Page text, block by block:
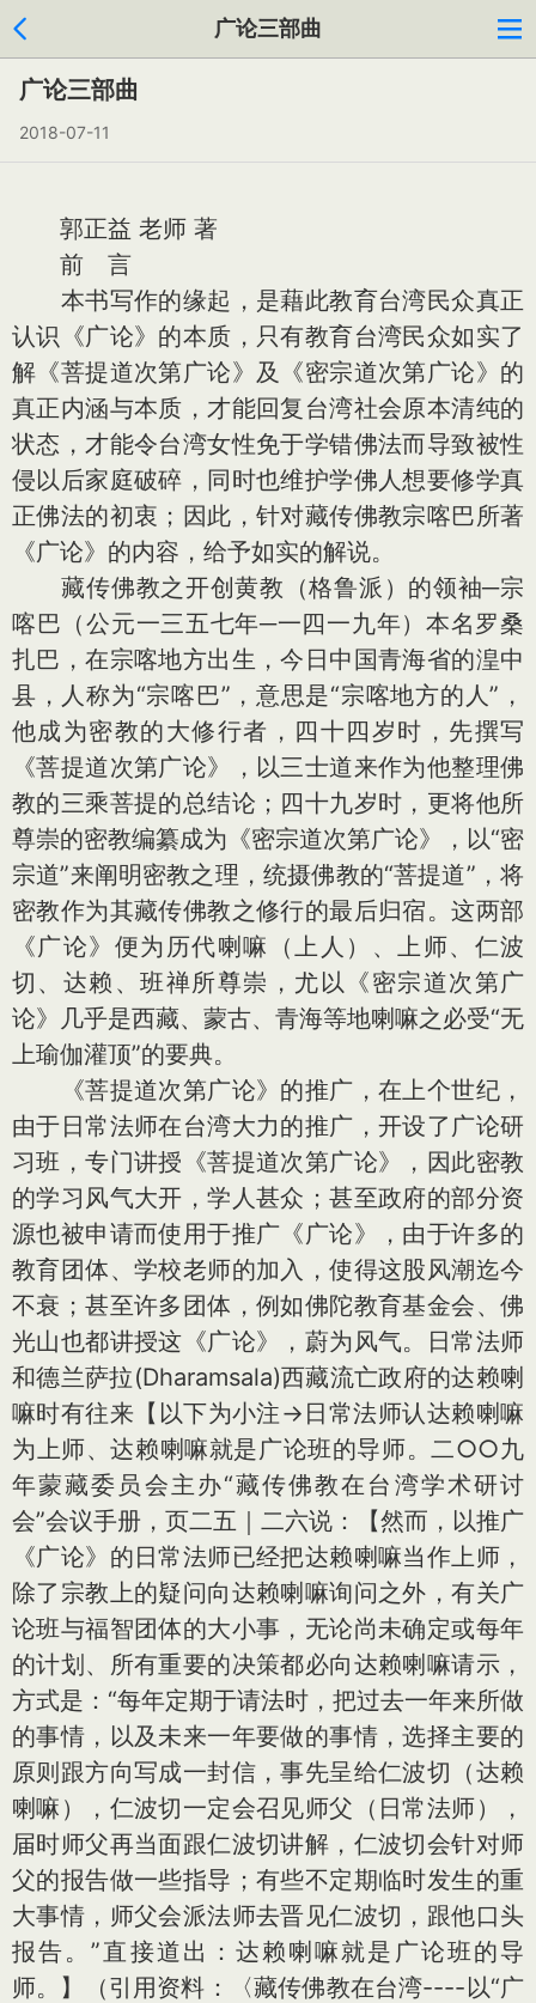
广论三部曲
广论三部曲
2018-07-11
郭正益 老师 著
前 言
本书写作的缘起，是藉此教育台湾民众真正
认识《广论》的本质，只有教育台湾民众如实了
解《菩提道次第广论》及《密宗道次第广论》的
真正内涵与本质，才能回复台湾社会原本清纯的
状态，才能令台湾女性免于学错佛法而导致被性
侵以后家庭破碎，同时也维护学佛人想要修学真
正佛法的初衷；因此，针对藏传佛教宗喀巴所著
《广论》的内容，给予如实的解说。
藏传佛教之开创黄教（格鲁派）的领袖─宗
喀巴（公元一三五七年─一四一九年）本名罗桑
扎巴，在宗喀地方出生，今日中国青海省的湟中
县，人称为“宗喀巴”，意思是“宗喀地方的人”，
他成为密教的大修行者，四十四岁时，先撰写
《菩提道次第广论》，以三士道来作为他整理佛
教的三乘菩提的总结论；四十九岁时，更将他所
尊崇的密教编纂成为《密宗道次第广论》，以“密
宗道”来阐明密教之理，统摄佛教的“菩提道”，将
密教作为其藏传佛教之修行的最后归宿。这两部
《广论》便为历代喇嘛（上人）、上师、仁波
切、达赖、班禅所尊崇，尤以《密宗道次第广
论》几乎是西藏、蒙古、青海等地喇嘛之必受“无
上瑜伽灌顶”的要典。
《菩提道次第广论》的推广，在上个世纪，
由于日常法师在台湾大力的推广，开设了广论研
习班，专门讲授《菩提道次第广论》，因此密教
的学习风气大开，学人甚众；甚至政府的部分资
源也被申请而使用于推广《广论》，由于许多的
教育团体、学校老师的加入，使得这股风潮迄今
不衰；甚至许多团体，例如佛陀教育基金会、佛
光山也都讲授这《广论》，蔚为风气。日常法师
和德兰萨拉(Dharamsala)西藏流亡政府的达赖喇
嘛时有往来【以下为小注→日常法师认达赖喇嘛
为上师、达赖喇嘛就是广论班的导师。二○○九
年蒙藏委员会主办“藏传佛教在台湾学术研讨
会”会议手册，页二五｜二六说：【然而，以推广
《广论》的日常法师已经把达赖喇嘛当作上师，
除了宗教上的疑问向达赖喇嘛询问之外，有关广
论班与福智团体的大小事，无论尚未确定或每年
的计划、所有重要的决策都必向达赖喇嘛请示，
方式是：“每年定期于请法时，把过去一年来所做
的事情，以及未来一年要做的事情，选择主要的
原则跟方向写成一封信，事先呈给仁波切（达赖
喇嘛），仁波切一定会召见师父（日常法师），
届时师父再当面跟仁波切讲解，仁波切会针对师
父的报告做一些指导；有些不定期临时发生的重
大事情，师父会派法师去晋见仁波切，跟他口头
报告。”直接道出：达赖喇嘛就是广论班的导
师。】（引用资料：〈藏传佛教在台湾----以“广